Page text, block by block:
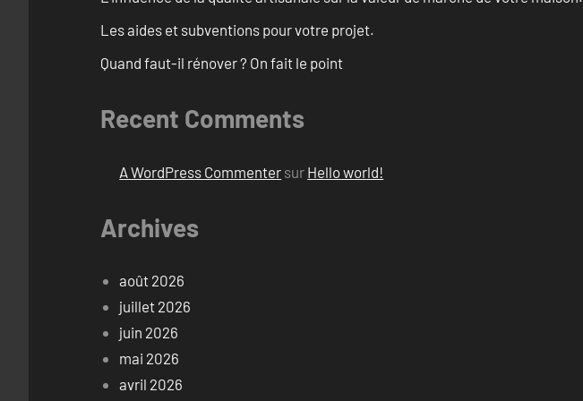
Les aides et subventions pour votre projet.
Quand faut-il rénover ? On fait le point
Recent Comments
A WordPress Commenter sur Hello world!
Archives
août 2026
juillet 2026
juin 2026
mai 2026
avril 2026